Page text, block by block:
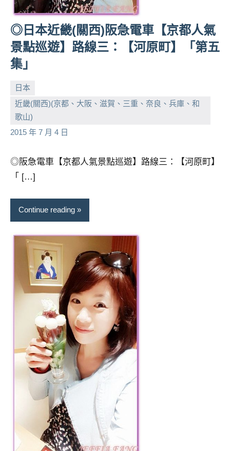
◎日本近畿(關西)阪急電車【京都人氣
景點巡遊】路線三：【河原町】「第五
集」
日本
近畿(關西)(京都、大阪、滋賀、三重、奈良、兵庫、和
歌山)
2015 年 7 月 4 日
小
芳
No
comments
◎阪急電車【京都人氣景點巡遊】路線三：【河原町】
「 […]
Continue reading